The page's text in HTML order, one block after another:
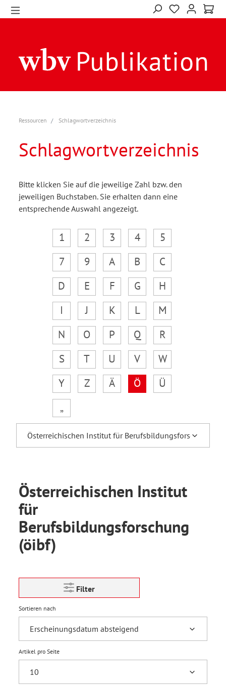
Ressourcen Schlagwortverzeichnis
Schlagwortverzeichnis
Bitte klicken Sie auf die jeweilige Zahl bzw. den
jeweiligen Buchstaben. Sie erhalten dann eine
entsprechende Auswahl angezeigt.
1 2 3 4
5
7
9 A B
C
D
E F G
H
I
J K L
M
N
O P Q
R
S
T U V
W
Y
Z Ä Ö
Ü
„
Österreichischen Institut
für
Berufsbildungsforschung
(öibf)
Filter
Sortieren nach
Artikel pro Seite